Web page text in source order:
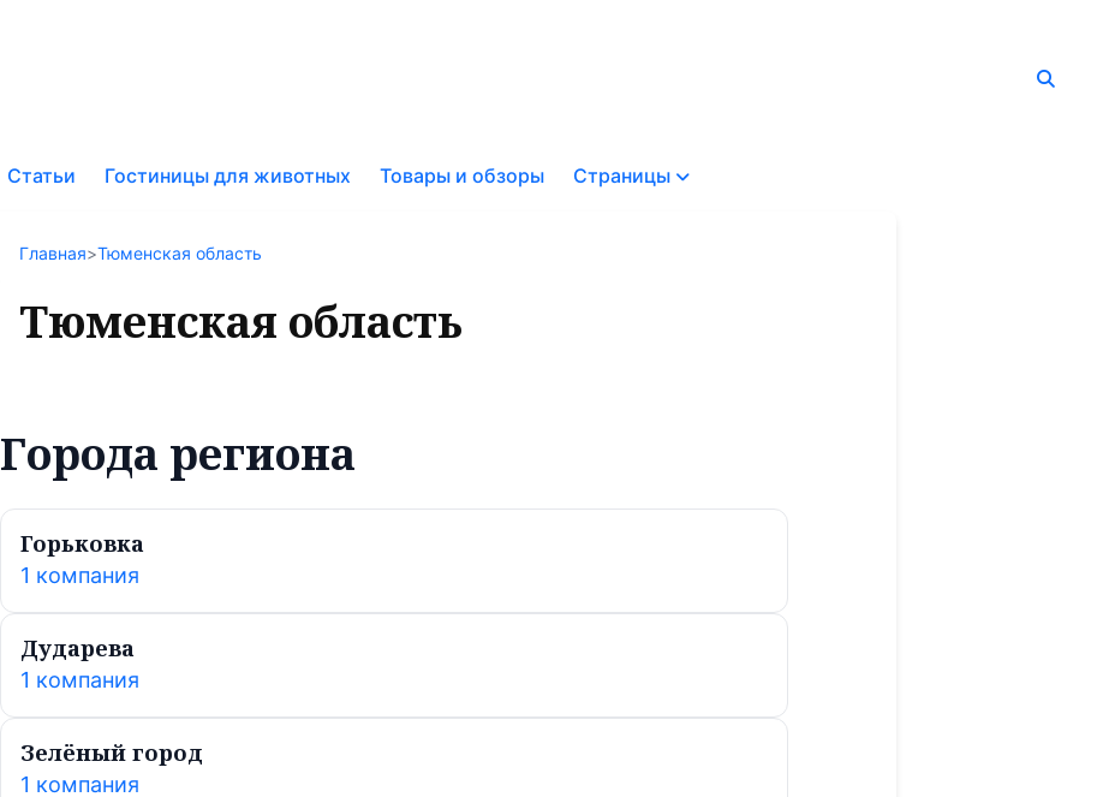
Статьи Гостиницы для животных Товары и обзоры Страницы
Главная>Тюменская область
Тюменская область
Города региона
Горьковка
1 компания
Дударева
1 компания
Зелёный город
1 компания